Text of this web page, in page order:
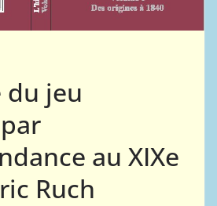
du jeu
au XIXe
Ruch